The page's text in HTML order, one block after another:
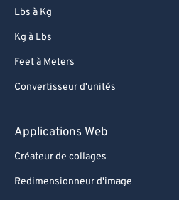
Lbs à Kg
Kg à Lbs
Feet à Meters
Convertisseur d'unités
Applications Web
Créateur de collages
Redimensionneur d'image